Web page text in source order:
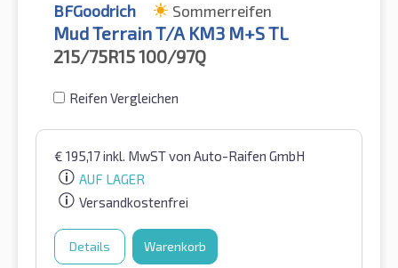
BFGoodrich Sommerreifen
Mud Terrain T/A KM3 M+S TL
215/75R15100/97Q
Reifen Vergleichen
€ 195,17inkl. MwSTvon Auto-Raifen GmbH
AUF LAGER
Versandkostenfrei
Details Warenkorb